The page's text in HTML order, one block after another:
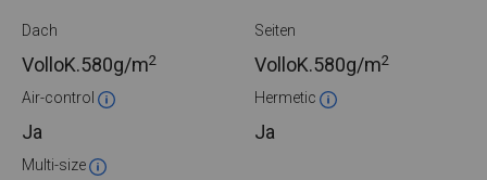
Dach
VolloK.580g/m2
Seiten
VolloK.580g/m2
Air-control
Ja
Hermetic
Ja
Multi-size